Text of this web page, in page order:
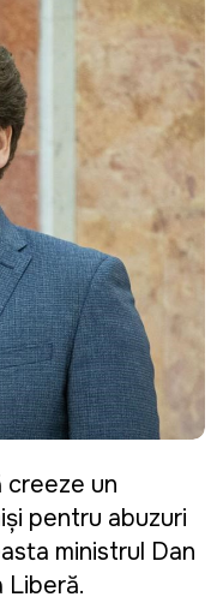
creeze un
pentru abuzuri
ministrul Dan
Liberă.